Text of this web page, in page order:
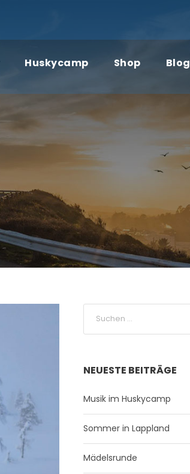
Huskycamp Shop Blog
NEUESTE BEITRÄGE
Musik im Huskycamp
Sommer in Lappland
Mädelsrunde